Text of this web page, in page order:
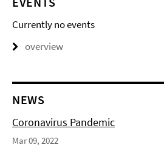
Currently no events
overview
NEWS
Coronavirus Pandemic
Mar 09, 2022